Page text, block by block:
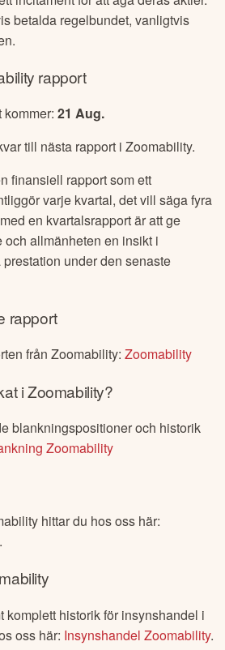
betalda regelbundet, vanligtvis
rapport
kommer:21 Aug.
till nästa rapport iZoomability.
finansiell rapport som ett
varje kvartal, det vill säga fyra
en kvartalsrapport är att ge
allmänheten en insikt i
under den senaste
rapport
frånZoomability:Zoomability
iZoomability?
blankningspositioner och historik
Zoomability
hittar du hos oss här:
.
komplett historik för insynshandel i
oss här: InsynshandelZoomability.